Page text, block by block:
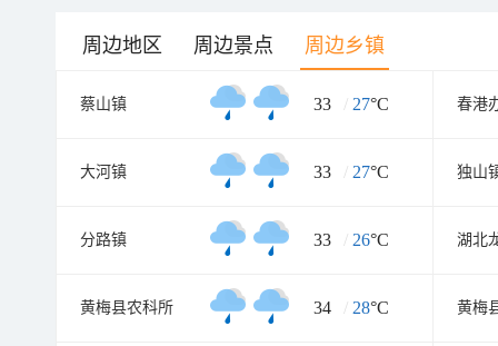
周边地区 周边景点 周边乡镇
蔡山镇 33 / 27°C 春港
大河镇 33 / 27°C 独山
分路镇 33 / 26°C
黄梅县农科所 34 / 28°C